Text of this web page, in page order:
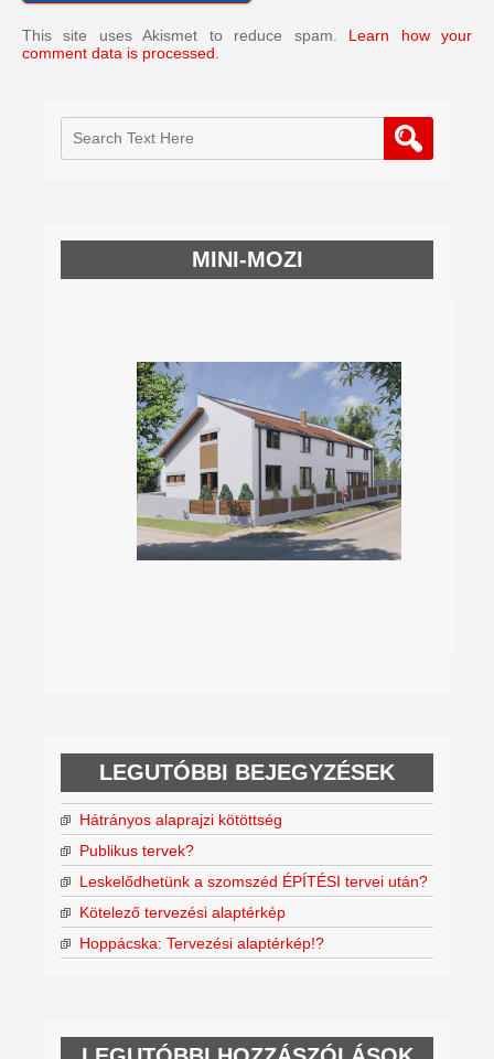
This site uses Akismet to reduce spam. Learn how your
comment data is processed.
MINI-MOZI
LEGUTÓBBI BEJEGYZÉSEK
Hátrányos alaprajzi kötöttség
Publikus tervek?
Leskelődhetünk a szomszéd ÉPÍTÉSI tervei után?
Kötelező tervezési alaptérkép
Hoppácska: Tervezési alaptérkép!?